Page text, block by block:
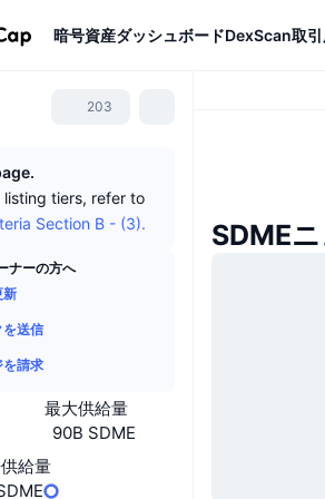
暗号資産ダッシュボードDexScan取
203
listing tiers, refer to
Section B - (3).
ナーの方へ
新
を送信
を請求
最大供給量
90B SDME
給量
SDME